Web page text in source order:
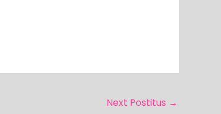
Next Postitus →